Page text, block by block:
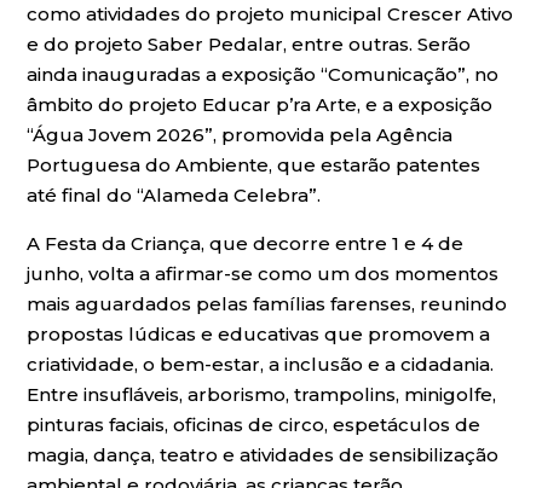
como atividades do projeto municipal Crescer Ativo
e do projeto Saber Pedalar, entre outras. Serão
ainda inauguradas a exposição “Comunicação”, no
âmbito do projeto Educar p’ra Arte, e a exposição
“Água Jovem 2026”, promovida pela Agência
Portuguesa do Ambiente, que estarão patentes
até final do “Alameda Celebra”.
A Festa da Criança, que decorre entre 1 e 4 de
junho, volta a afirmar-se como um dos momentos
mais aguardados pelas famílias farenses, reunindo
propostas lúdicas e educativas que promovem a
criatividade, o bem-estar, a inclusão e a cidadania.
Entre insufláveis, arborismo, trampolins, minigolfe,
pinturas faciais, oficinas de circo, espetáculos de
magia, dança, teatro e atividades de sensibilização